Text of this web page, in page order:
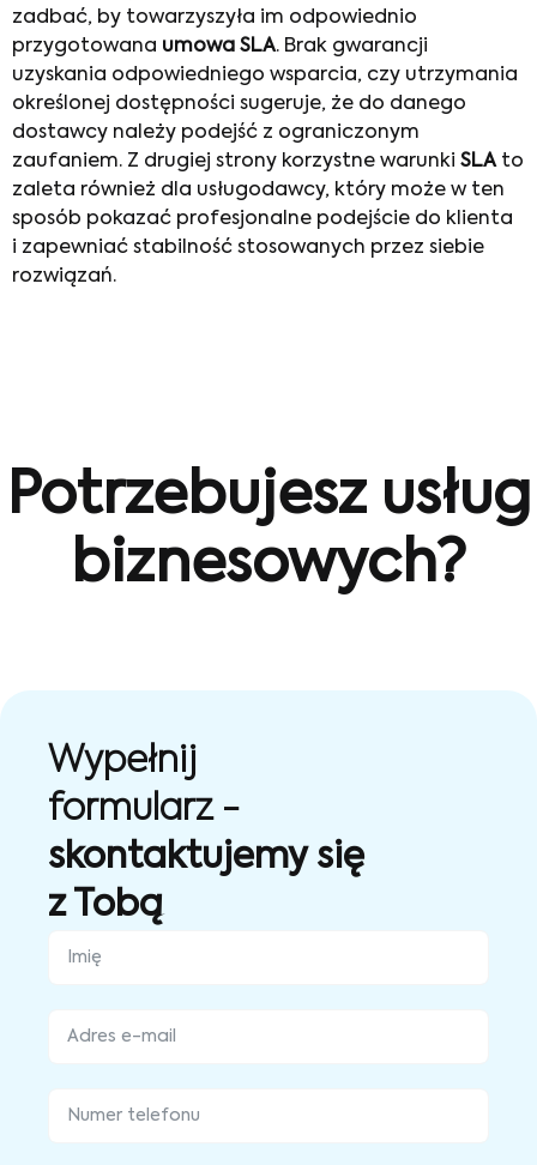
zadbać, by towarzyszyła im odpowiednio
przygotowana umowa SLA. Brak gwarancji
uzyskania odpowiedniego wsparcia, czy utrzymania
określonej dostępności sugeruje, że do danego
dostawcy należy podejść z ograniczonym
zaufaniem. Z drugiej strony korzystne warunki SLAto
zaleta również dla usługodawcy, który może w ten
sposób pokazać profesjonalne podejście do klienta
i zapewniać stabilność stosowanych przez siebie
rozwiązań.
Potrzebujesz usług
biznesowych?
Wypełnij
formularz -
skontaktujemy się
z Tobą